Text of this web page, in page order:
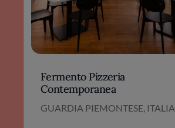
Fermento Pizzeria
Contemporanea
GUARDIA PIEMONTESE, ITALIA